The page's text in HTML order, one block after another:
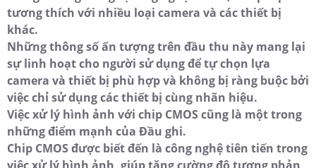
tương thích với nhiều loại camera và các thiết bị
khác.
Những thông số ấn tượng trên đầu thu này mang lại
sự linh hoạt cho người sử dụng để tự chọn lựa
camera và thiết bị phù hợp và không bị ràng buộc bởi
việc chỉ sử dụng các thiết bị cùng nhãn hiệu.
Việc xử lý hình ảnh với chip CMOS cũng là một trong
những điểm mạnh của Đầu ghi.
Chip CMOS được biết đến là công nghệ tiên tiến trong